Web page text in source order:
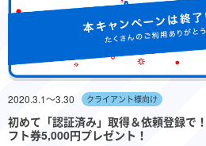
2020.3.1〜3.30 クライアント様向け
初めて「認証済み」取得＆依頼登録で
フト券5,000円プレゼント！